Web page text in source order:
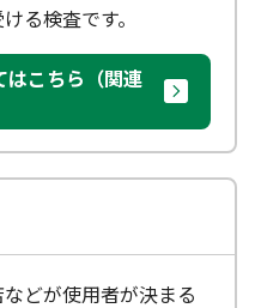
る検査です。
はこちら（関連
どが使用者が決まる